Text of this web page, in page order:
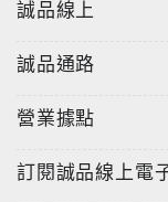
誠品線上
誠品通路
營業據點
訂閱誠品線上電